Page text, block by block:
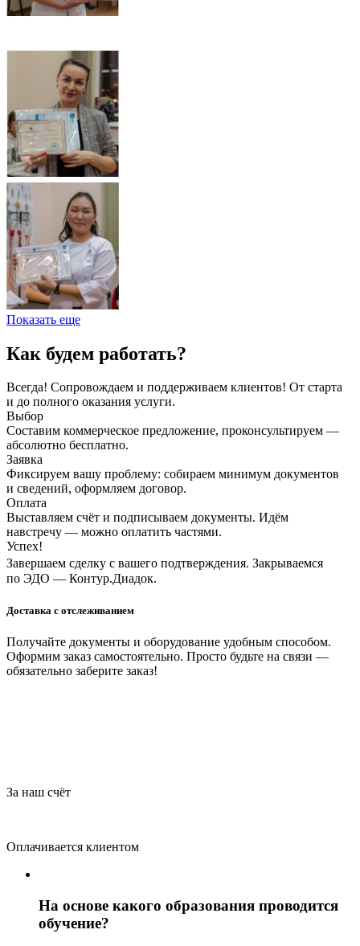
Показать еще
Как будем работать?
Всегда! Сопровождаем и поддерживаем клиентов! От старта
и до полного оказания услуги.
Выбор
Составим коммерческое предложение, проконсультируем —
абсолютно бесплатно.
Заявка
Фиксируем вашу проблему: собираем минимум документов
и сведений, оформляем договор.
Оплата
Выставляем счёт и подписываем документы. Идём
навстречу — можно оплатить частями.
Успех!
Завершаем сделку с вашего подтверждения. Закрываемся
по ЭДО — Контур.Диадок.
Доставка с отслеживанием
Получайте документы и оборудование удобным способом.
Оформим заказ самостоятельно. Просто будьте на связи —
обязательно заберите заказ!
За наш счёт
Оплачивается клиентом
На основе какого образования проводится
обучение?